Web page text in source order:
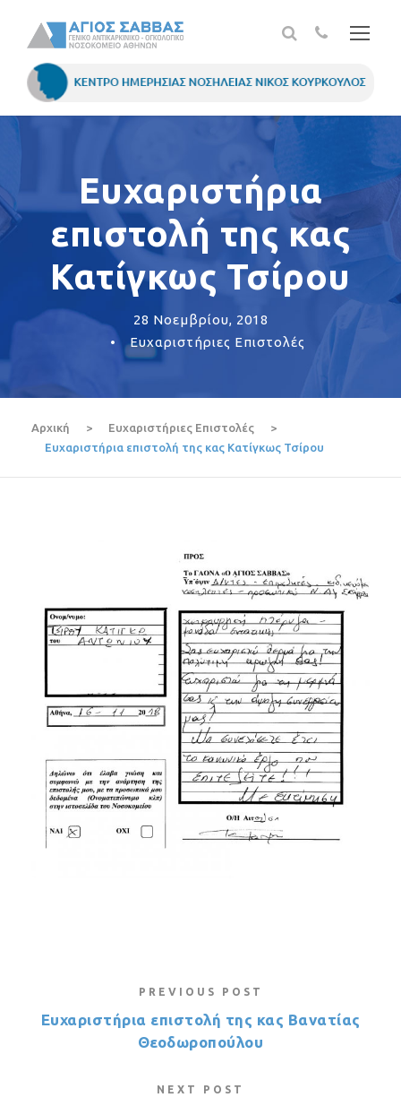
Ευχαριστήρια
επιστολή της κας
Κατίγκως Τσίρου
28 Νοεμβρίου, 2018
•
Ευχαριστήριες Επιστολές
Αρχική > Ευχαριστήριες Επιστολές
>
Ευχαριστήρια επιστολή της κας Κατίγκως Τσίρου
PREVIOUS POST
Ευχαριστήρια επιστολή της κας Βανατίας
Θεοδωροπούλου
NEXT POST